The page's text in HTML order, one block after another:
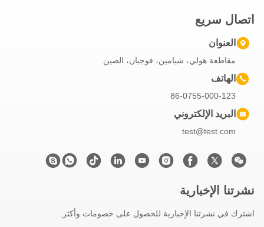
اتصال سريع
العنوان
مقاطعة هولي، شيامين، فوجيان، الصين
الهاتف
86-0755-000-123
البريد الإلكتروني
test@test.com
نشرتنا الإخبارية
اشترك في نشرتنا الإخبارية للحصول على خصومات وأكثر.